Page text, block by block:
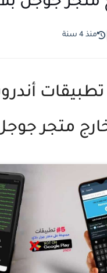
منذ 4 سنة
أفضل 5 تطبيقات